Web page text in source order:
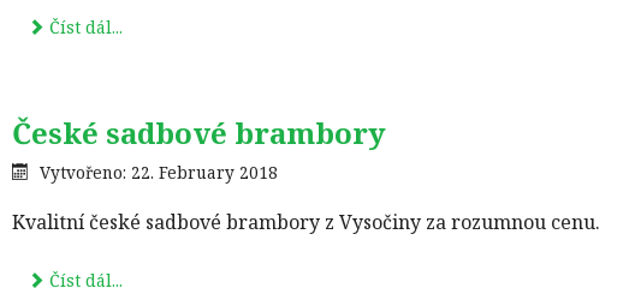
Číst dál...
České sadbové brambory
Vytvořeno: 22. February 2018
Kvalitní české sadbové brambory z Vysočiny za rozumnou cenu.
Číst dál...